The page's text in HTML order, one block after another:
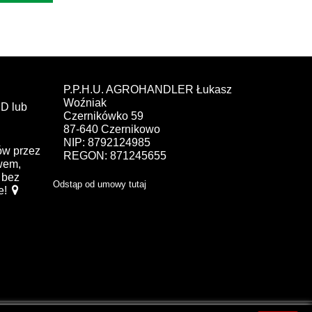
lub
przez
bez
P.P.H.U. AGROHANDLER Łukasz
Woźniak
Czernikówko 59
87-640 Czernikowo
NIP: 8792124985
REGON: 871245655
Odstąp od umowy tutaj